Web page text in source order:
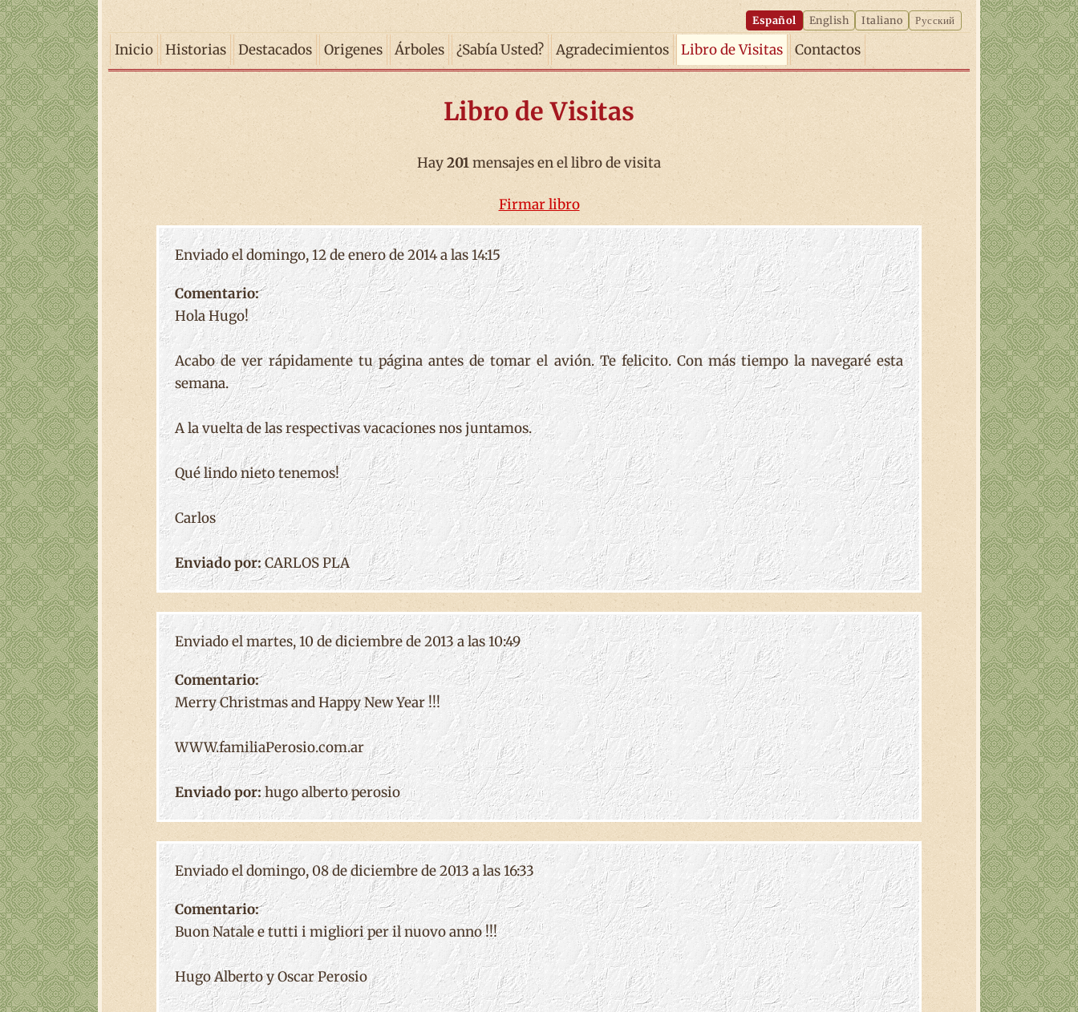
Español English Italiano Русский
Inicio Historias Destacados Origenes Árboles ¿Sabía Usted? Agradecimientos Libro de Visitas Contactos
Libro de Visitas
Hay201mensajes en el libro de visita
Firmar libro
Enviado el domingo, 12 de enero de 2014 a las 14:15
Comentario:
Hola Hugo!
Acabo de ver rápidamente tu página antes de tomar el avión. Te felicito. Con más tiempo la navegaré esta
semana.
A la vuelta de las respectivas vacaciones nos juntamos.
Qué lindo nieto tenemos!
Carlos
Enviado por:CARLOS PLA
Enviado el martes, 10 de diciembre de 2013 a las 10:49
Comentario:
Merry Christmas and Happy New Year !!!
WWW.familiaPerosio.com.ar
Enviado por:hugo alberto perosio
Enviado el domingo, 08 de diciembre de 2013 a las 16:33
Comentario:
Buon Natale e tutti i migliori per il nuovo anno !!!
Hugo Alberto y Oscar Perosio